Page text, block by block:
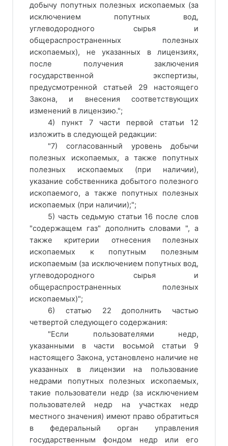
добычу попутных полезных ископаемых (за
исключением попутных вод,
углеводородного сырья и
общераспространенных полезных
ископаемых), не указанных в лицензиях,
после получения заключения
государственной экспертизы,
предусмотренной статьей 29 настоящего
Закона, и внесения соответствующих
изменений в лицензию.";
4) пункт 7 части первой статьи 12
изложить в следующей редакции:
"7) согласованный уровень добычи
полезных ископаемых, а также попутных
полезных ископаемых (при наличии),
указание собственника добытого полезного
ископаемого, а также попутных полезных
ископаемых (при наличии);";
5) часть седьмую статьи 16 после слов
"содержащем газ" дополнить словами ", а
также критерии отнесения полезных
ископаемых к попутным полезным
ископаемым (за исключением попутных вод,
углеводородного сырья и
общераспространенных полезных
ископаемых)";
6) статью 22 дополнить частью
четвертой следующего содержания:
"Если пользователями недр,
указанными в части восьмой статьи 9
настоящего Закона, установлено наличие не
указанных в лицензии на пользование
недрами попутных полезных ископаемых,
такие пользователи недр (за исключением
пользователей недр на участках недр
местного значения) имеют право обратиться
в федеральный орган управления
государственным фондом недр или его